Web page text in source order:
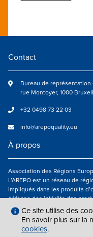
Contact
Bureau de représentation
rue Montoyer, 1000
+32 0498 73 22 03
info@arepoquality.eu
À propos
Association des Régions
L’AREPO est un réseau de
impliqués dans les produits
défense des intérêts des
régions européennes
agroalimentaires de qualité.
Nous suivre
Ce site utilise des
En savoir plus sur la
cookies.